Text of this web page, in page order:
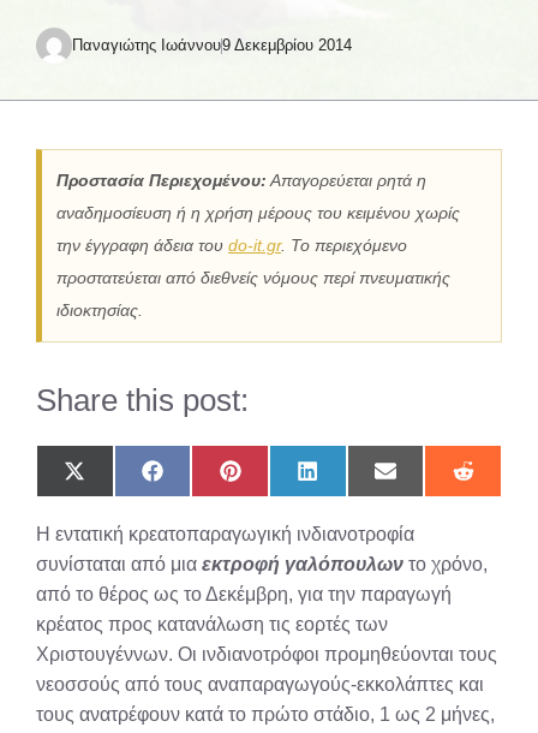
Παναγιώτης Ιωάννου9 Δεκεμβρίου 2014
Προστασία Περιεχομένου: Απαγορεύεται ρητά η
αναδημοσίευση ή η χρήση μέρους του κειμένου χωρίς
την έγγραφη άδεια του do-it.gr. Το περιεχόμενο
προστατεύεται από διεθνείς νόμους περί πνευματικής
ιδιοκτησίας.
Share this post:
Share
on
(Twitter)
Share
on
Share
on
Share
on
Share
on
Share
on
Η εντατική κρεατοπαραγωγική ινδιανοτροφία
συνίσταται από μια εκτροφή γαλόπουλων το χρόνο,
από το θέρος ως το Δεκέμβρη, για την παραγωγή
κρέατος προς κατανάλωση τις εορτές των
Χριστουγέννων. Οι ινδιανοτρόφοι προμηθεύονται τους
νεοσσούς από τους αναπαραγωγούς-εκκολάπτες και
τους ανατρέφουν κατά το πρώτο στάδιο, 1 ως 2 μήνες,